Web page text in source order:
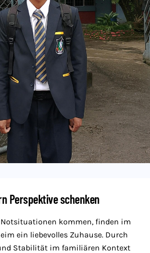
Perspektive schenken
Notsituationen kommen, finden im
ein liebevolles Zuhause. Durch
Stabilität im familiären Kontext